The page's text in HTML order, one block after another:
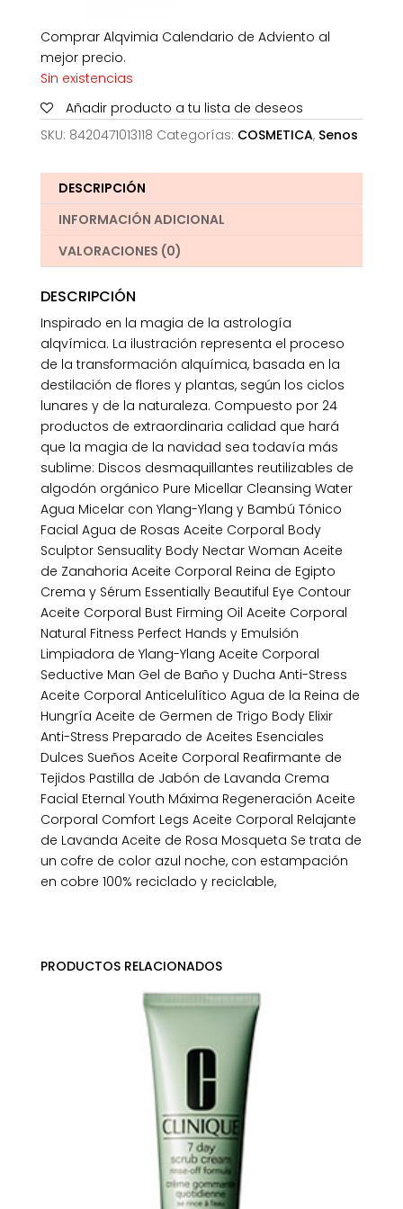
Comprar Alqvimia Calendario de Adviento al
mejor precio.
Sin existencias
Añadir producto a tu lista de deseos
SKU: 8420471013118 Categorías: COSMETICA, Senos
DESCRIPCIÓN
INFORMACIÓN ADICIONAL
VALORACIONES (0)
DESCRIPCIÓN
Inspirado en la magia de la astrología
alqvímica. La ilustración representa el proceso
de la transformación alquímica, basada en la
destilación de flores y plantas, según los ciclos
lunares y de la naturaleza. Compuesto por 24
productos de extraordinaria calidad que hará
que la magia de la navidad sea todavía más
sublime: Discos desmaquillantes reutilizables de
algodón orgánico Pure Micellar Cleansing Water 
Agua Micelar con Ylang-Ylang y Bambú Tónico
Facial Agua de Rosas Aceite Corporal Body
Sculptor Sensuality Body Nectar Woman Aceite
de Zanahoria Aceite Corporal Reina de Egipto
Crema y Sérum Essentially Beautiful Eye Contour
Aceite Corporal Bust Firming Oil Aceite Corporal
Natural Fitness Perfect Hands y Emulsión
Limpiadora de Ylang-Ylang Aceite Corporal
Seductive Man Gel de Baño y Ducha Anti-Stress
Aceite Corporal Anticelulítico Agua de la Reina de
Hungría Aceite de Germen de Trigo Body Elixir
Anti-Stress Preparado de Aceites Esenciales
Dulces Sueños Aceite Corporal Reafirmante de
Tejidos Pastilla de Jabón de Lavanda Crema
Facial Eternal Youth Máxima Regeneración Aceite
Corporal Comfort Legs Aceite Corporal Relajante
de Lavanda Aceite de Rosa Mosqueta Se trata de
un cofre de color azul noche, con estampación
en cobre 100% reciclado y reciclable,
PRODUCTOS RELACIONADOS